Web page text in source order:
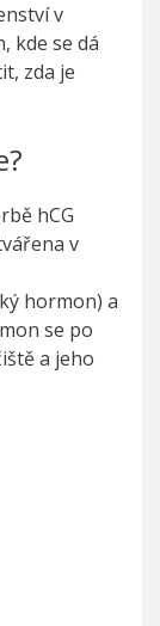
v
kde se dá
zda je
hCG
v
hormon) a
se po
a jeho